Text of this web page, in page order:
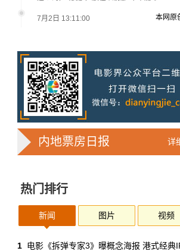
7月2日 13:11:00
路
2025年，真人实拍微短剧的上线数量占比
71%，AI微短剧不到30%。到了2026年第一季
度，这个比例完全倒挂——真人实拍跌
32%，AI飙升到68%。
本网原
华策拿《西游记》赌AI那天，半个影视
一个做了几十年传统影视的头部公司，用这种
再是草根创业者的自嗨游戏，正规军来了。
本网原
6月30日 11:34:00 本网原
详
内地票房日报
热门排行
新闻 图片 视频
1 电影《拆弹专家3》曝概念海报 港式经典